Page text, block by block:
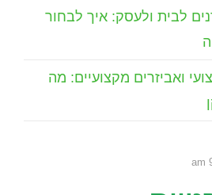
לבית ולעסק: איך לבחור
ואביזרים מקצועיים: מה